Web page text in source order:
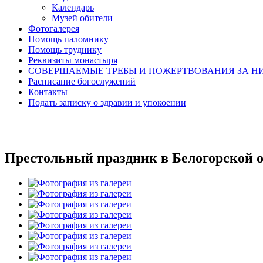
Календарь
Музей обители
Фотогалерея
Помощь паломнику
Помощь труднику
Реквизиты монастыря
СОВЕРШАЕМЫЕ ТРЕБЫ И ПОЖЕРТВОВАНИЯ ЗА
Расписание богослужений
Контакты
Подать записку о здравии и упокоении
Престольный праздник в Белогорской